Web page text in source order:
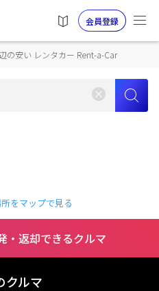
会員登録
の安い レンタカー Rent-a-Car
をマップで見る
・返却できるクルマ
クルマ